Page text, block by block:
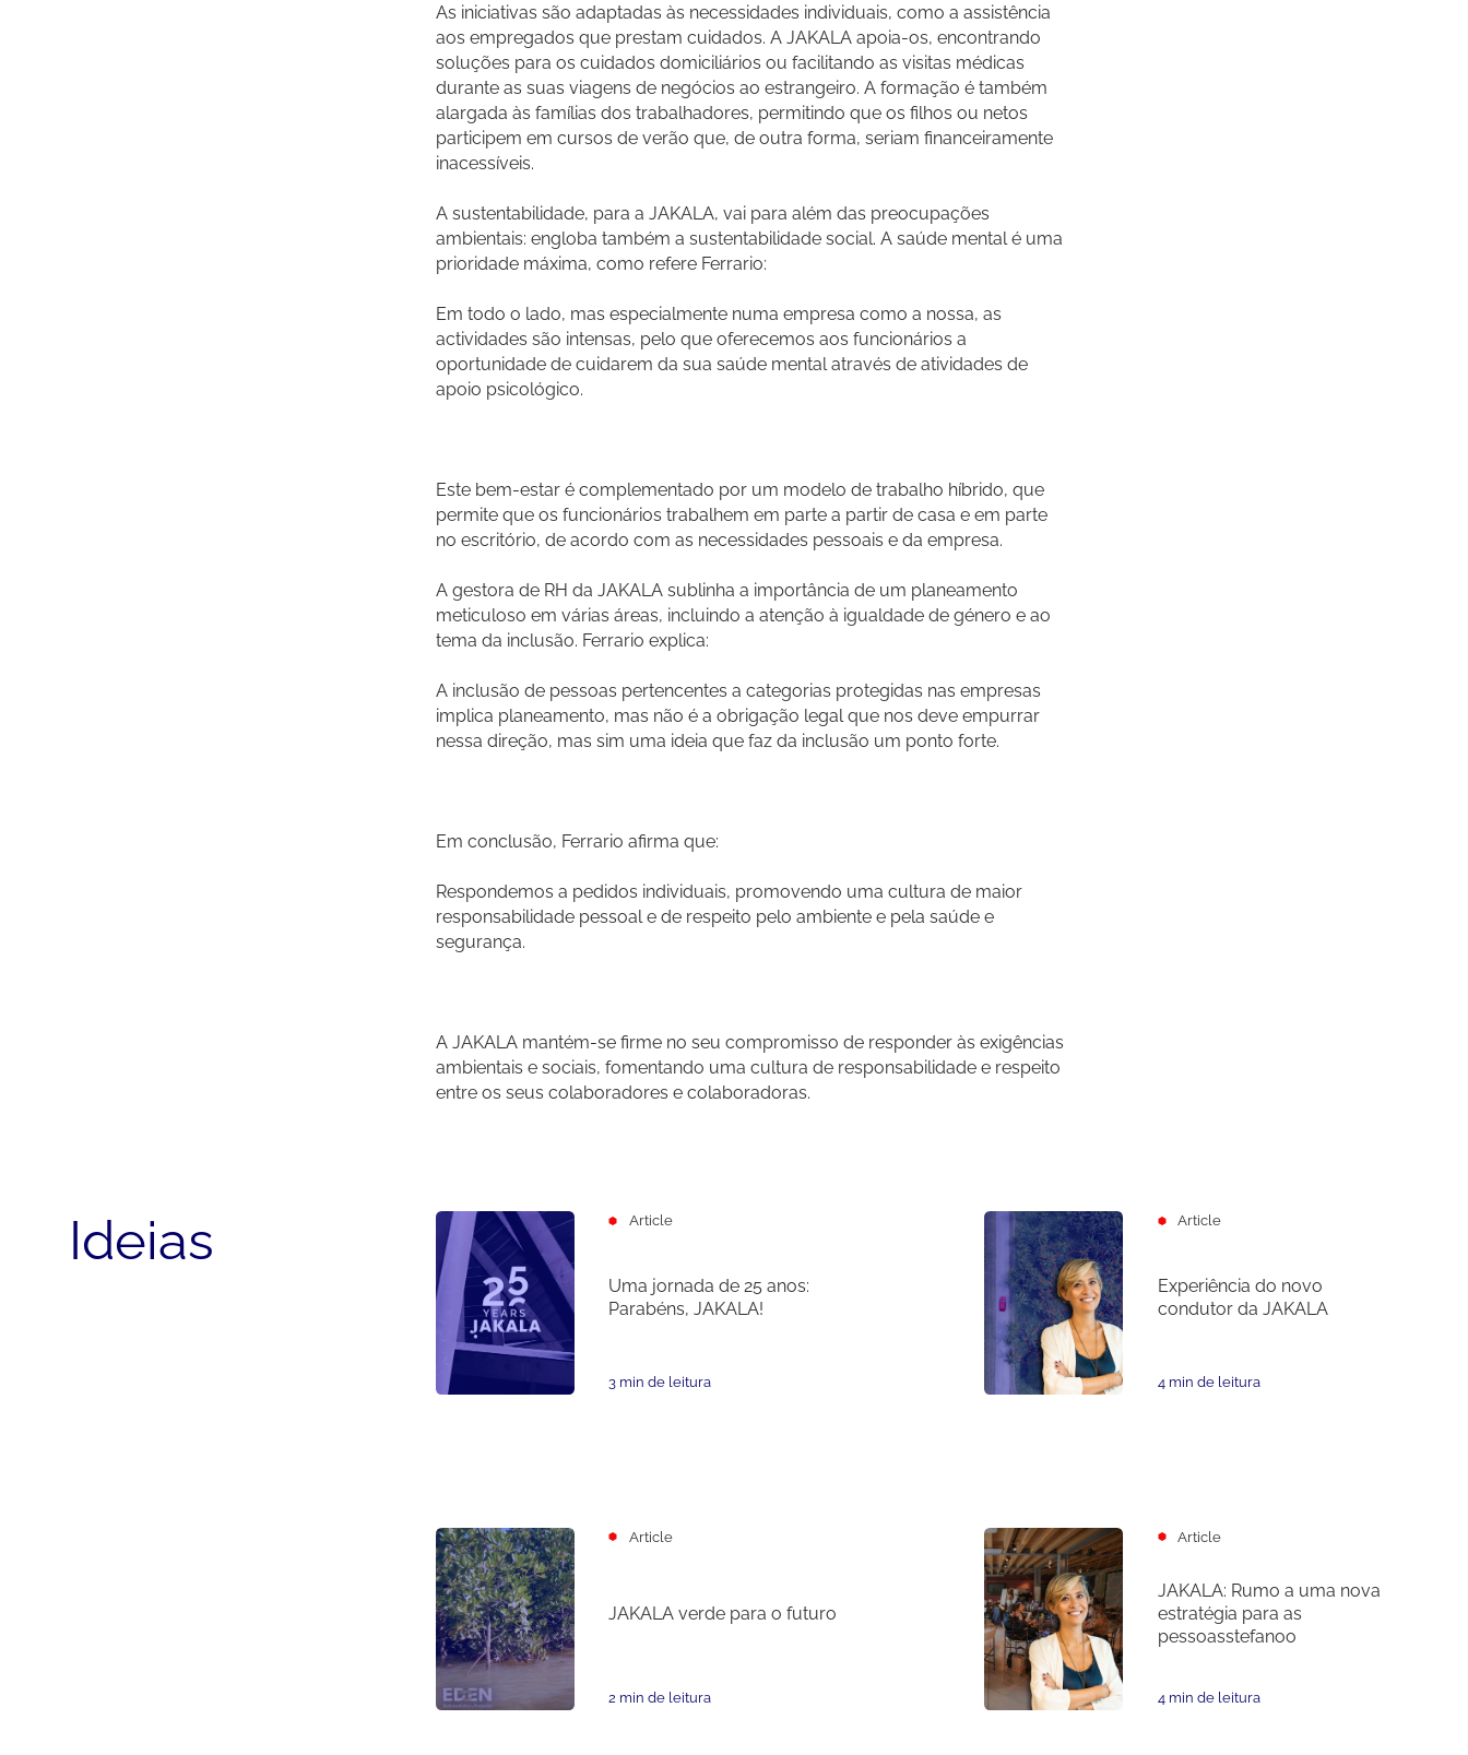
As iniciativas são adaptadas às necessidades individuais, como a assistência
aos empregados que prestam cuidados. A JAKALA apoia-os, encontrando
soluções para os cuidados domiciliários ou facilitando as visitas médicas
durante as suas viagens de negócios ao estrangeiro. A formação é também
alargada às famílias dos trabalhadores, permitindo que os filhos ou netos
participem em cursos de verão que, de outra forma, seriam financeiramente
inacessíveis.
A sustentabilidade, para a JAKALA, vai para além das preocupações
ambientais: engloba também a sustentabilidade social. A saúde mental é uma
prioridade máxima, como refere Ferrario:
Em todo o lado, mas especialmente numa empresa como a nossa, as
actividades são intensas, pelo que oferecemos aos funcionários a
oportunidade de cuidarem da sua saúde mental através de atividades de
apoio psicológico.
Este bem-estar é complementado por um modelo de trabalho híbrido, que
permite que os funcionários trabalhem em parte a partir de casa e em parte
no escritório, de acordo com as necessidades pessoais e da empresa.
A gestora de RH da JAKALA sublinha a importância de um planeamento
meticuloso em várias áreas, incluindo a atenção à igualdade de género e ao
tema da inclusão. Ferrario explica:
A inclusão de pessoas pertencentes a categorias protegidas nas empresas
implica planeamento, mas não é a obrigação legal que nos deve empurrar
nessa direção, mas sim uma ideia que faz da inclusão um ponto forte.
Em conclusão, Ferrario afirma que:
Respondemos a pedidos individuais, promovendo uma cultura de maior
responsabilidade pessoal e de respeito pelo ambiente e pela saúde e
segurança.
A JAKALA mantém-se firme no seu compromisso de responder às exigências
ambientais e sociais, fomentando uma cultura de responsabilidade e respeito
entre os seus colaboradores e colaboradoras.
Ideias Article
Uma jornada de 25 anos:
Parabéns, JAKALA!
3 min de leitura
Article
Experiência do novo
condutor da JAKALA
4 min de leitura
Article
JAKALA verde para o futuro
2 min de leitura
Article
JAKALA: Rumo a uma nova
estratégia para as
pessoasstefanoo
4 min de leitura